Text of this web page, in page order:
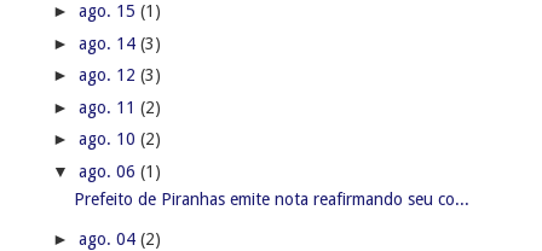
► ago. 15 (1)
► ago. 14 (3)
► ago. 12 (3)
► ago. 11 (2)
► ago. 10 (2)
▼ ago. 06 (1)
Prefeito de Piranhas emite nota reafirmando seu co...
► ago. 04 (2)